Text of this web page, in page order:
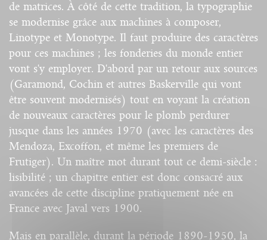
de matrices. À côté de cette tradition, la typographie
se modernise grâce aux machines à composer,
Linotype et Monotype. Il faut produire des caractères
pour ces machines ; les fonderies du monde entier
vont s'y employer. D'abord par un retour aux sources
(Garamond, Cochin et autres Baskerville qui vont
être souvent modernisés) tout en voyant la création
de nouveaux caractères pour le plomb perdurer
jusque dans les années 1970 (avec les caractères des
Mendoza, Excoffon, et même les premiers de
Frutiger). Un maître mot durant tout ce demi-siècle :
lisibilité ; un chapitre entier est donc consacré aux
avancées de cette discipline pratiquement née en
France avec Javal vers 1900.
Mais en parallèle, durant la période 1890-1950, la